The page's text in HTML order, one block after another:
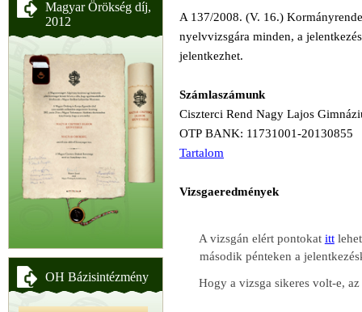
Magyar Örökség díj,
2012
OH Bázisintézmény
A 137/2008. (V. 16.)
nyelvvizsgára minden, a
jelentkezhet.
Számlaszámunk
Ciszterci Rend Nagy Lajos
OTP BANK: 11731001-20130855
Tartalom
Vizsgaeredmények
A vizsgán elért pontokat ittlehet
második pénteken a
Hogy a vizsga sikeres volt-e,